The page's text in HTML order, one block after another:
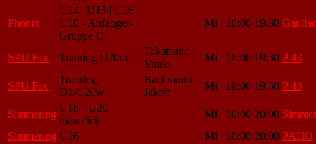
Phönix
U14 | U15 | U16 |
U18 - Anfänger-
Gruppe C
Mi 18:00 19:30
SPU Fav Training U20m
Takatsuna
Yuuki
Mi 18:00 19:50 P 43
SPU Fav
Training
D1/U20w
Bachmann
Jakob
Mi 18:00 19:50 P 43
Simmering
U18 - U20
männlich
Mi 18:00 20:00
Simmering U16 Mi 18:00 20:00 PAHO